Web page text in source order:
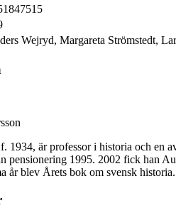
Wejryd, Margareta Strömstedt,
1934, är professor i historia och en
pensionering 1995. 2002 fick han
år blev Årets bok om svensk historia.